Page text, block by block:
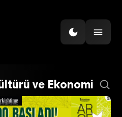
ve Ekonomi